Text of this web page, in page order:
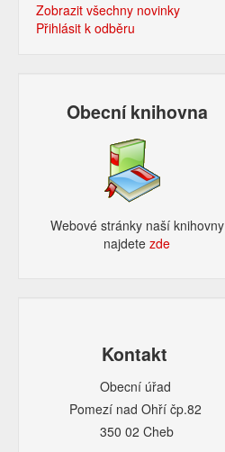
Zobrazit všechny novinky
Přihlásit k odběru
Obecní knihovna
Webové stránky naší knihovny
najdetezde​
Kontakt
Obecní úřad
Pomezí nad Ohří čp.82
350 02 Cheb